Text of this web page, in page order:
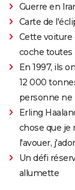
Guerre en
Carte de
Cette voiture
coche toutes
En 1997, ils
12 000
personne ne
Erling
chose que je
l'avouer,
Un défi
allumette